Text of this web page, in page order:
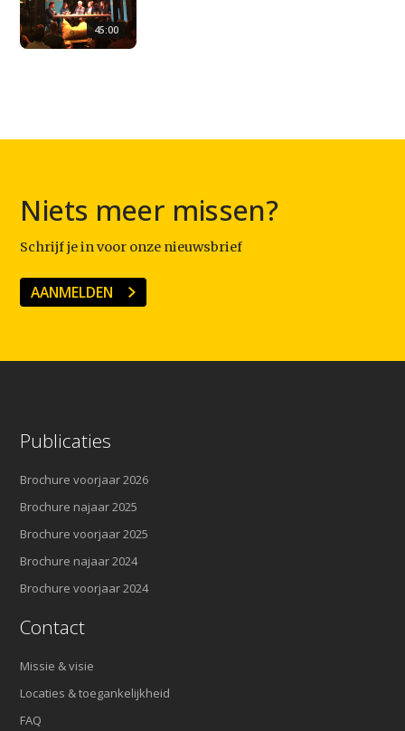
45:00
Niets meer missen?
Schrijf je in voor onze nieuwsbrief
AANMELDEN
Publicaties
Brochure voorjaar 2026
Brochure najaar 2025
Brochure voorjaar 2025
Brochure najaar 2024
Brochure voorjaar 2024
Contact
Missie & visie
Locaties & toegankelijkheid
FAQ